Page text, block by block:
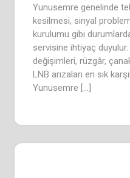
Yunusemre genelinde
kesilmesi, sinyal
kurulumu gibi
servisine ihtiyaç
değişimleri, rüzgâr,
LNB arızaları en sık
Yunusemre […]